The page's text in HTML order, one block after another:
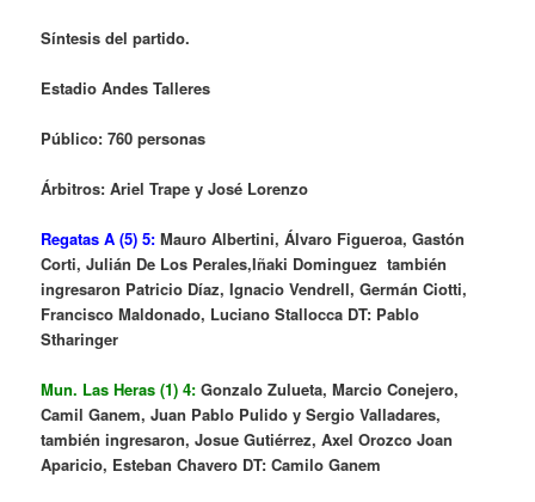
Síntesis del partido.
Estadio Andes Talleres
Público: 760 personas
Árbitros: Ariel Trape y José Lorenzo
Regatas A (5) 5: Mauro Albertini, Álvaro Figueroa, Gastón
Corti, Julián De Los Perales,Iñaki Dominguez también
ingresaron Patricio Díaz, Ignacio Vendrell, Germán Ciotti,
Francisco Maldonado, Luciano Stallocca DT: Pablo
Stharinger
Mun. Las Heras (1) 4: Gonzalo Zulueta, Marcio Conejero,
Camil Ganem, Juan Pablo Pulido y Sergio Valladares,
también ingresaron, Josue Gutiérrez, Axel Orozco Joan
Aparicio, Esteban Chavero DT: Camilo Ganem